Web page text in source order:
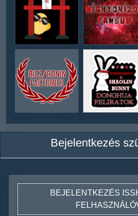
Bejelentkezés
BEJELENTKEZÉS